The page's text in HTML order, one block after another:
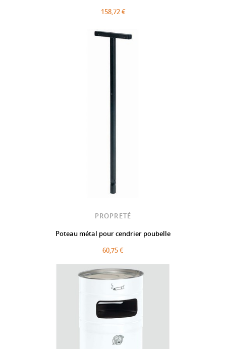
158,72 €
PROPRETÉ
Poteau métal pour cendrier poubelle
60,75 €